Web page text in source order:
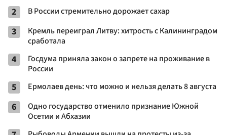
2 В России стремительно дорожает сахар
3
Кремль переиграл Литву: хитрость с Калининградом
сработала
4
Госдума приняла закон о запрете на проживание в
России
5 Ермолаев день: что можно и нельзя делать 8 августа
6
Одно государство отменило признание Южной
Осетии и Абхазии